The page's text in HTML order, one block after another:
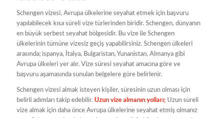
Schengen vizesi, Avrupa ülkelerine seyahat etmek için başvuru
yapılabilecek kısa süreli vize türlerinden biridir. Schengen, dünyanın
en büyük serbest seyahat bölgesidir. Bu vize ile Schengen
ülkelerinin tümüne vizesiz geçiş yapabilirsiniz. Schengen ülkeleri
arasında; ispanya, İtalya, Bulgaristan, Yunanistan, Almanya gibi
Avrupa ülkeleri yer alır. Vize süresi seyahat amacına göre ve
başvuru aşamasında sunulan belgelere göre belirlenir.
Schengen vizesi almak isteyen kişiler, süresinin uzun olması için
belirli adımları takip edebilir. Uzun vize almanın yolları; Uzun süreli
vize almak için daha önce Avrupa ülkelerine seyahat etmiş olmanız